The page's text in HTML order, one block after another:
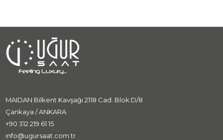
MAIDAN Bilkent Kavşağı 2118 Cad. Blok:D/8
Çankaya / ANKARA
+90 312 219 61 15
info@ugursaat.com.tr